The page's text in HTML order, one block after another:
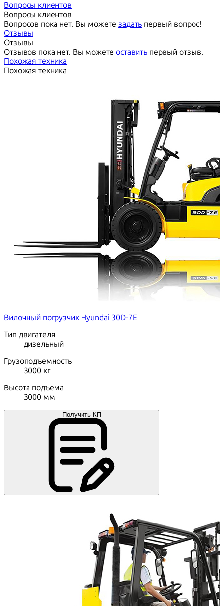
Вопросы клиентов
Вопросы клиентов
Вопросов пока нет. Вы можете задать первый вопрос!
Отзывы
Отзывы
Отзывов пока нет. Вы можете оставить первый отзыв.
Похожая техника
Похожая техника
Вилочный погрузчик Hyundai 30D-7E
Тип двигателя
дизельный
Грузоподъемность
3000 кг
Высота подъема
3000 мм
Получить КП